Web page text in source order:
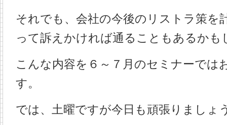
それでも、会社の今後のリストラ策を
って訴えかければ通ることもあるか
こんな内容を６～７月のセミナーでは
す。
では、土曜ですが今日も頑張りましょ